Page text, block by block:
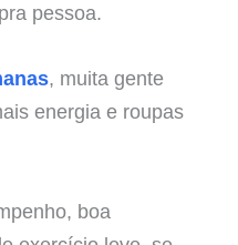
pessoa.
, muita gente
energia e roupas
boa